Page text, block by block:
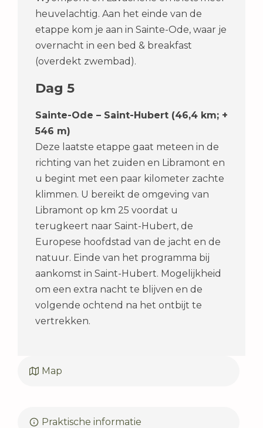
heuvelachtig. Aan het einde van de
etappe kom je aan in Sainte-Ode, waar je
overnacht in een bed & breakfast
(overdekt zwembad).
Dag 5
Sainte-Ode – Saint-Hubert (46,4 km; +
546 m)
Deze laatste etappe gaat meteen in de
richting van het zuiden en Libramont en
u begint met een paar kilometer zachte
klimmen. U bereikt de omgeving van
Libramont op km 25 voordat u
terugkeert naar Saint-Hubert, de
Europese hoofdstad van de jacht en de
natuur. Einde van het programma bij
aankomst in Saint-Hubert. Mogelijkheid
om een extra nacht te blijven en de
volgende ochtend na het ontbijt te
vertrekken.
Map
Praktische informatie